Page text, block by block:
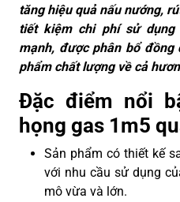
tăng hiệu quả nấu nướng,
tiết kiệm chi phí sử dụng
mạnh, được phân bổ
phẩm chất lượng về cả
Đặc điểm nổi
họng gas 1m5
Sản phẩm có thiết kế
với nhu cầu sử dụng
mô vừa và lớn.